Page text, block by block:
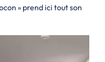
» prend ici tout son